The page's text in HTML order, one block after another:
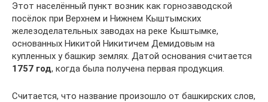
Этот населённый пункт возник как горнозаводской
посёлок при Верхнем и Нижнем Кыштымских
железоделательных заводах на реке Кыштымке,
основанных Никитой Никитичем Демидовым на
купленных у башкир землях. Датой основания считается
1757 год, когда была получена первая продукция.
Считается, что название произошло от башкирских слов,